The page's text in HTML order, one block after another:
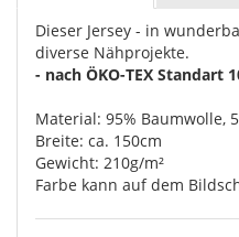
Dieser Jersey - in
diverse Nähprojekte.
- nach ÖKO-TEX Standart
Material: 95% Baumwolle,
Breite: ca. 150cm
Gewicht: 210g/m²
Farbe kann auf dem